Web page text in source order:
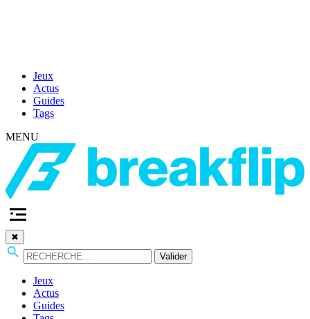
Jeux
Actus
Guides
Tags
MENU
✖
Valider
Jeux
Actus
Guides